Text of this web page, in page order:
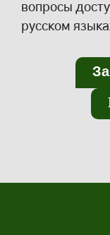
вопросы
русском